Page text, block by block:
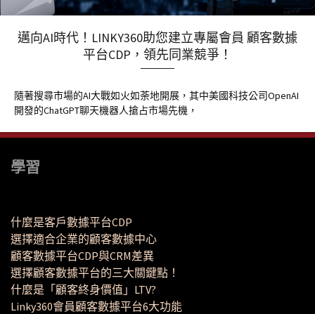
邁向AI時代！LINKY360助您建立專屬會員 顧客數據
平台CDP，領先同業競爭！
隨著搜尋市場的AI大戰如火如荼地開展，其中美國科技公司OpenAI
開發的ChatGPT聊天機器人搶占市場先機，
學習
什麼是客戶數據平台CDP
選擇適合企業的顧客數據中心
顧客數據平台CDP與CRM差異
選擇顧客數據平台的三大關鍵點！
什麼是「顧客終身價值」LTV?
Linky360會員顧客數據平台6大功能